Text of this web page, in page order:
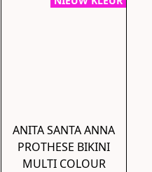
ANITA SANTA ANNA
PROTHESE BIKINI
MULTI COLOUR